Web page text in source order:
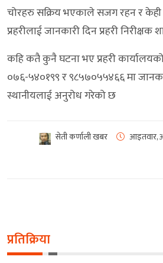
चोरहरु सक्रिय भएकाले सजग रहन र
प्रहरीलाई जानकारी दिन प्रहरी निरीक्षक
कहि कतै कुनै घटना भए प्रहरी
०७६-५४०१९९ र ९८५७०५५४६६ मा
स्थानीयलाई अनुरोध गरेको छ
सेती कर्णाली खबर आइतवार,
प्रतिक्रिया